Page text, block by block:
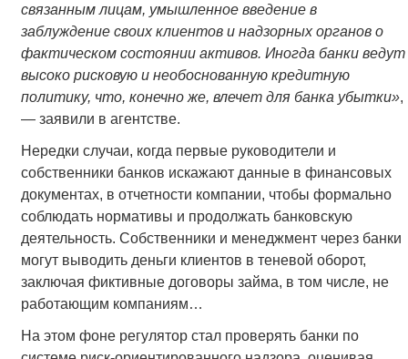
связанным лицам, умышленное введение в
заблуждение своих клиентов и надзорных органов о
фактическом состоянии активов. Иногда банки ведут
высоко рисковую и необоснованную кредитную
политику, что, конечно же, влечет для банка убытки»,
— заявили в агентстве.
Нередки случаи, когда первые руководители и
собственники банков искажают данные в финансовых
документах, в отчетности компании, чтобы формально
соблюдать нормативы и продолжать банковскую
деятельность. Собственники и менеджмент через банки
могут выводить деньги клиентов в теневой оборот,
заключая фиктивные договоры займа, в том числе, не
работающим компаниям…
На этом фоне регулятор стал проверять банки по